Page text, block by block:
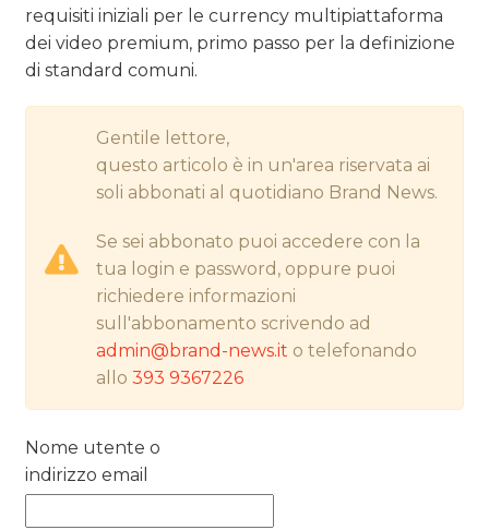
TV
PREVISIONI/SCENARI
NORMATIVE
OPINIONI
requisiti iniziali per le currency multipiattaforma
dei video premium, primo passo per la definizione
di standard comuni.
Gentile lettore,
questo articolo è in un'area riservata ai
soli abbonati al quotidiano Brand News.
Se sei abbonato puoi accedere con la
tua login e password, oppure puoi
richiedere informazioni
sull'abbonamento scrivendo ad
admin@brand-news.it o telefonando
allo393 9367226
Nome utente o
indirizzo email